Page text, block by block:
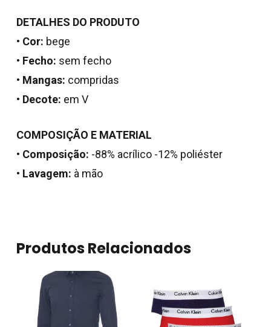
Nenhum produto no
DETALHES DO PRODUTO
• Cor: bege
• Fecho: sem fecho
• Mangas: compridas
• Decote: em V
COMPOSIÇÃO E MATERIAL
• Composição: -88% acrílico -12% poliéster
• Lavagem: à mão
Produtos Relacionados